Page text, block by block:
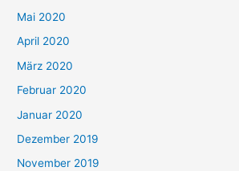
Mai 2020
April 2020
März 2020
Februar 2020
Januar 2020
Dezember 2019
November 2019